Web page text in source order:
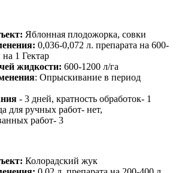
Яблонная плодожорка, совки
0,036-0,072 л. препарата на 600-
1 Гектар
жидкости: 600-1200 л/га
: Опрыскивание в период
- 3 дней, кратность обработок- 1
для ручных работ- нет,
работ- 3
Колорадский жук